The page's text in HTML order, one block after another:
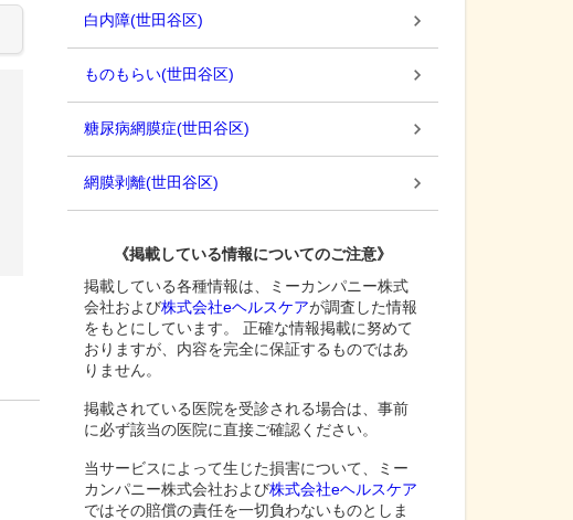
白内障(世田谷区)
ものもらい(世田谷区)
糖尿病網膜症(世田谷区)
網膜剥離(世田谷区)
《掲載している情報についてのご注意》
掲載している各種情報は、ミーカンパニー株式
会社および株式会社eヘルスケアが調査した情報
をもとにしています。 正確な情報掲載に努めて
おりますが、内容を完全に保証するものではあ
りません。
掲載されている医院を受診される場合は、事前
に必ず該当の医院に直接ご確認ください。
当サービスによって生じた損害について、ミー
カンパニー株式会社および株式会社eヘルスケア
ではその賠償の責任を一切負わないものとしま